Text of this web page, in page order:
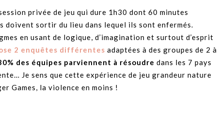
privée de jeu qui dure 1h30 dont 60 minutes
doivent sortir du lieu dans lequel ils sont enfermés.
en usant de logique, d’imagination et surtout d’esprit
2 enquêtes différentes adaptées à des groupes de 2 à
des équipes parviennent à résoudre dans les 7 pays
Je sens que cette expérience de jeu grandeur nature
Games, la violence en moins !